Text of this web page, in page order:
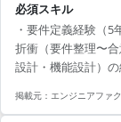
Rails（尚可）
必須スキル
・要件定義経験（
折衝（要件整理〜
設計・機能設計）
掲載元： エンジニアファ